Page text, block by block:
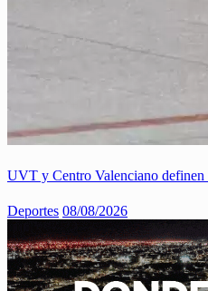
UVT y Centro Valenciano definen
Deportes 08/08/2026